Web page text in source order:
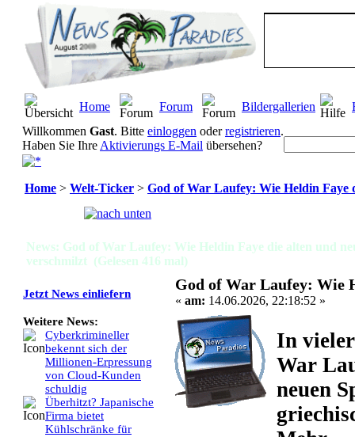
Home Forum Bildergallerien
Willkommen Gast. Bitte einloggen oderregistrieren.
Haben Sie Ihre Aktivierungs E-Mail übersehen?
Home > Welt-Ticker > God of War Laufey: Wie Heldin Faye
News: God of War Laufey: Wie Heldin Faye die alten und
verschmilzt (Gelesen 416 mal)
Jetzt News einliefern
Weitere News:
Cyberkrimineller
bekennt sich der
Millionen-Erpressung
von Cloud-Kunden
schuldig
Überhitzt? Japanische
Firma bietet
Kühlschränke für
God of War Laufey: Wie
« am: 14.06.2026, 22:18:52 »
In
War
neuen